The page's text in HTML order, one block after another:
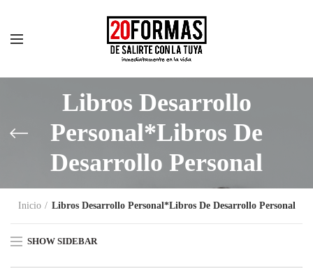
Libros Desarrollo
Personal*Libros De
Desarrollo Personal
Inicio Libros Desarrollo Personal*Libros De Desarrollo Personal
SHOW SIDEBAR